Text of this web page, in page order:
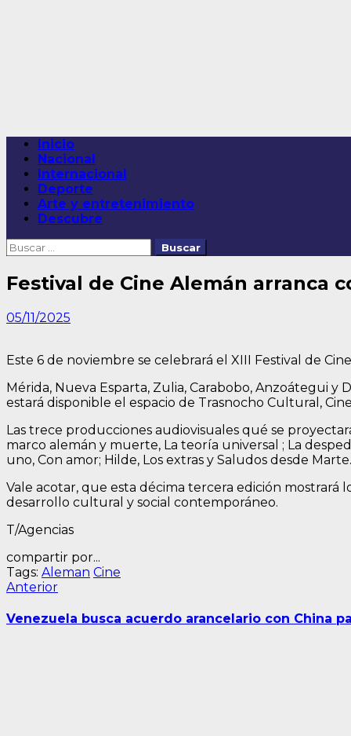
Menú
principal
Inicio
Nacional
Internacional
Deporte
Arte y entretenimiento
Descubre
Buscar:
Festival de Cine Alemán arranca
05/11/2025
Este 6 de noviembre se celebrará el XIII Festival de
Mérida, Nueva Esparta, Zulia, Carabobo, Anzoátegui
estará disponible el espacio de Trasnocho Cultural,
Las trece producciones audiovisuales qué se
marco alemán y muerte, La teoría universal ; La
uno, Con amor; Hilde, Los extras y Saludos desde Marte.
Vale acotar, que esta décima tercera edición
desarrollo cultural y social contemporáneo.
T/Agencias
compartir por...
Tags: Aleman Cine
Navegación
de
AnteriorEntrada
Venezuela busca acuerdo arancelario con China